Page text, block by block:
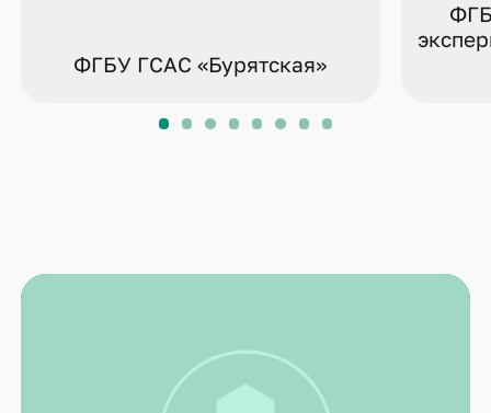
ФГБУ ГСАС «Бурятская»